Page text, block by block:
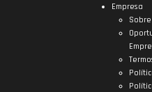
Empresa
Sobre